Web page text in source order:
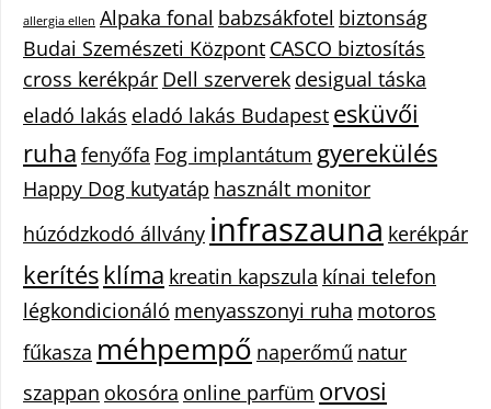
allergia ellen Alpaka fonal babzsákfotel biztonság
Budai Szemészeti Központ CASCO biztosítás
cross kerékpár Dell szerverek desigual táska
eladó lakás eladó lakás Budapest esküvői
ruha fenyőfa Fog implantátum gyerekülés
Happy Dog kutyatáp használt monitor
húzódzkodó állvány infraszauna kerékpár
kerítésklíma kreatin kapszula kínai telefon
légkondicionáló menyasszonyi ruha motoros
fűkasza méhpempő naperőmű natur
szappan okosóra online parfüm orvosi